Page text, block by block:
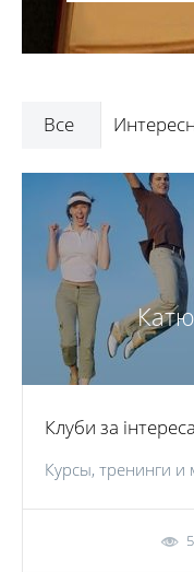
Все
Клуби за
Курсы, тренинги и